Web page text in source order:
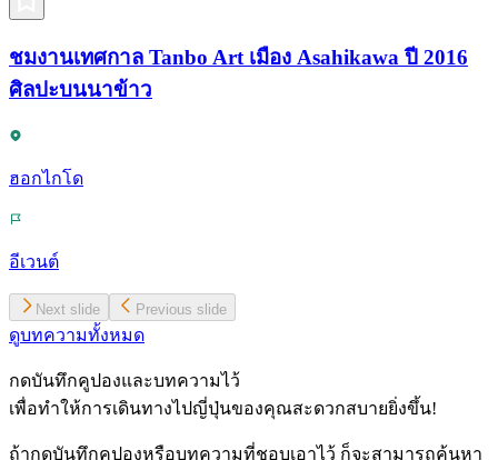
ชมงานเทศกาล Tanbo Art เมือง Asahikawa ปี 2016
ศิลปะบนนาข้าว
ฮอกไกโด
อีเวนต์
Next slide Previous slide
ดูบทความทั้งหมด
กดบันทึกคูปองและบทความไว้
เพื่อทำให้การเดินทางไปญี่ปุ่นของคุณสะดวกสบายยิ่งขึ้น!
ถ้ากดบันทึกคูปองหรือบทความที่ชอบเอาไว้ ก็จะสามารถค้นหา